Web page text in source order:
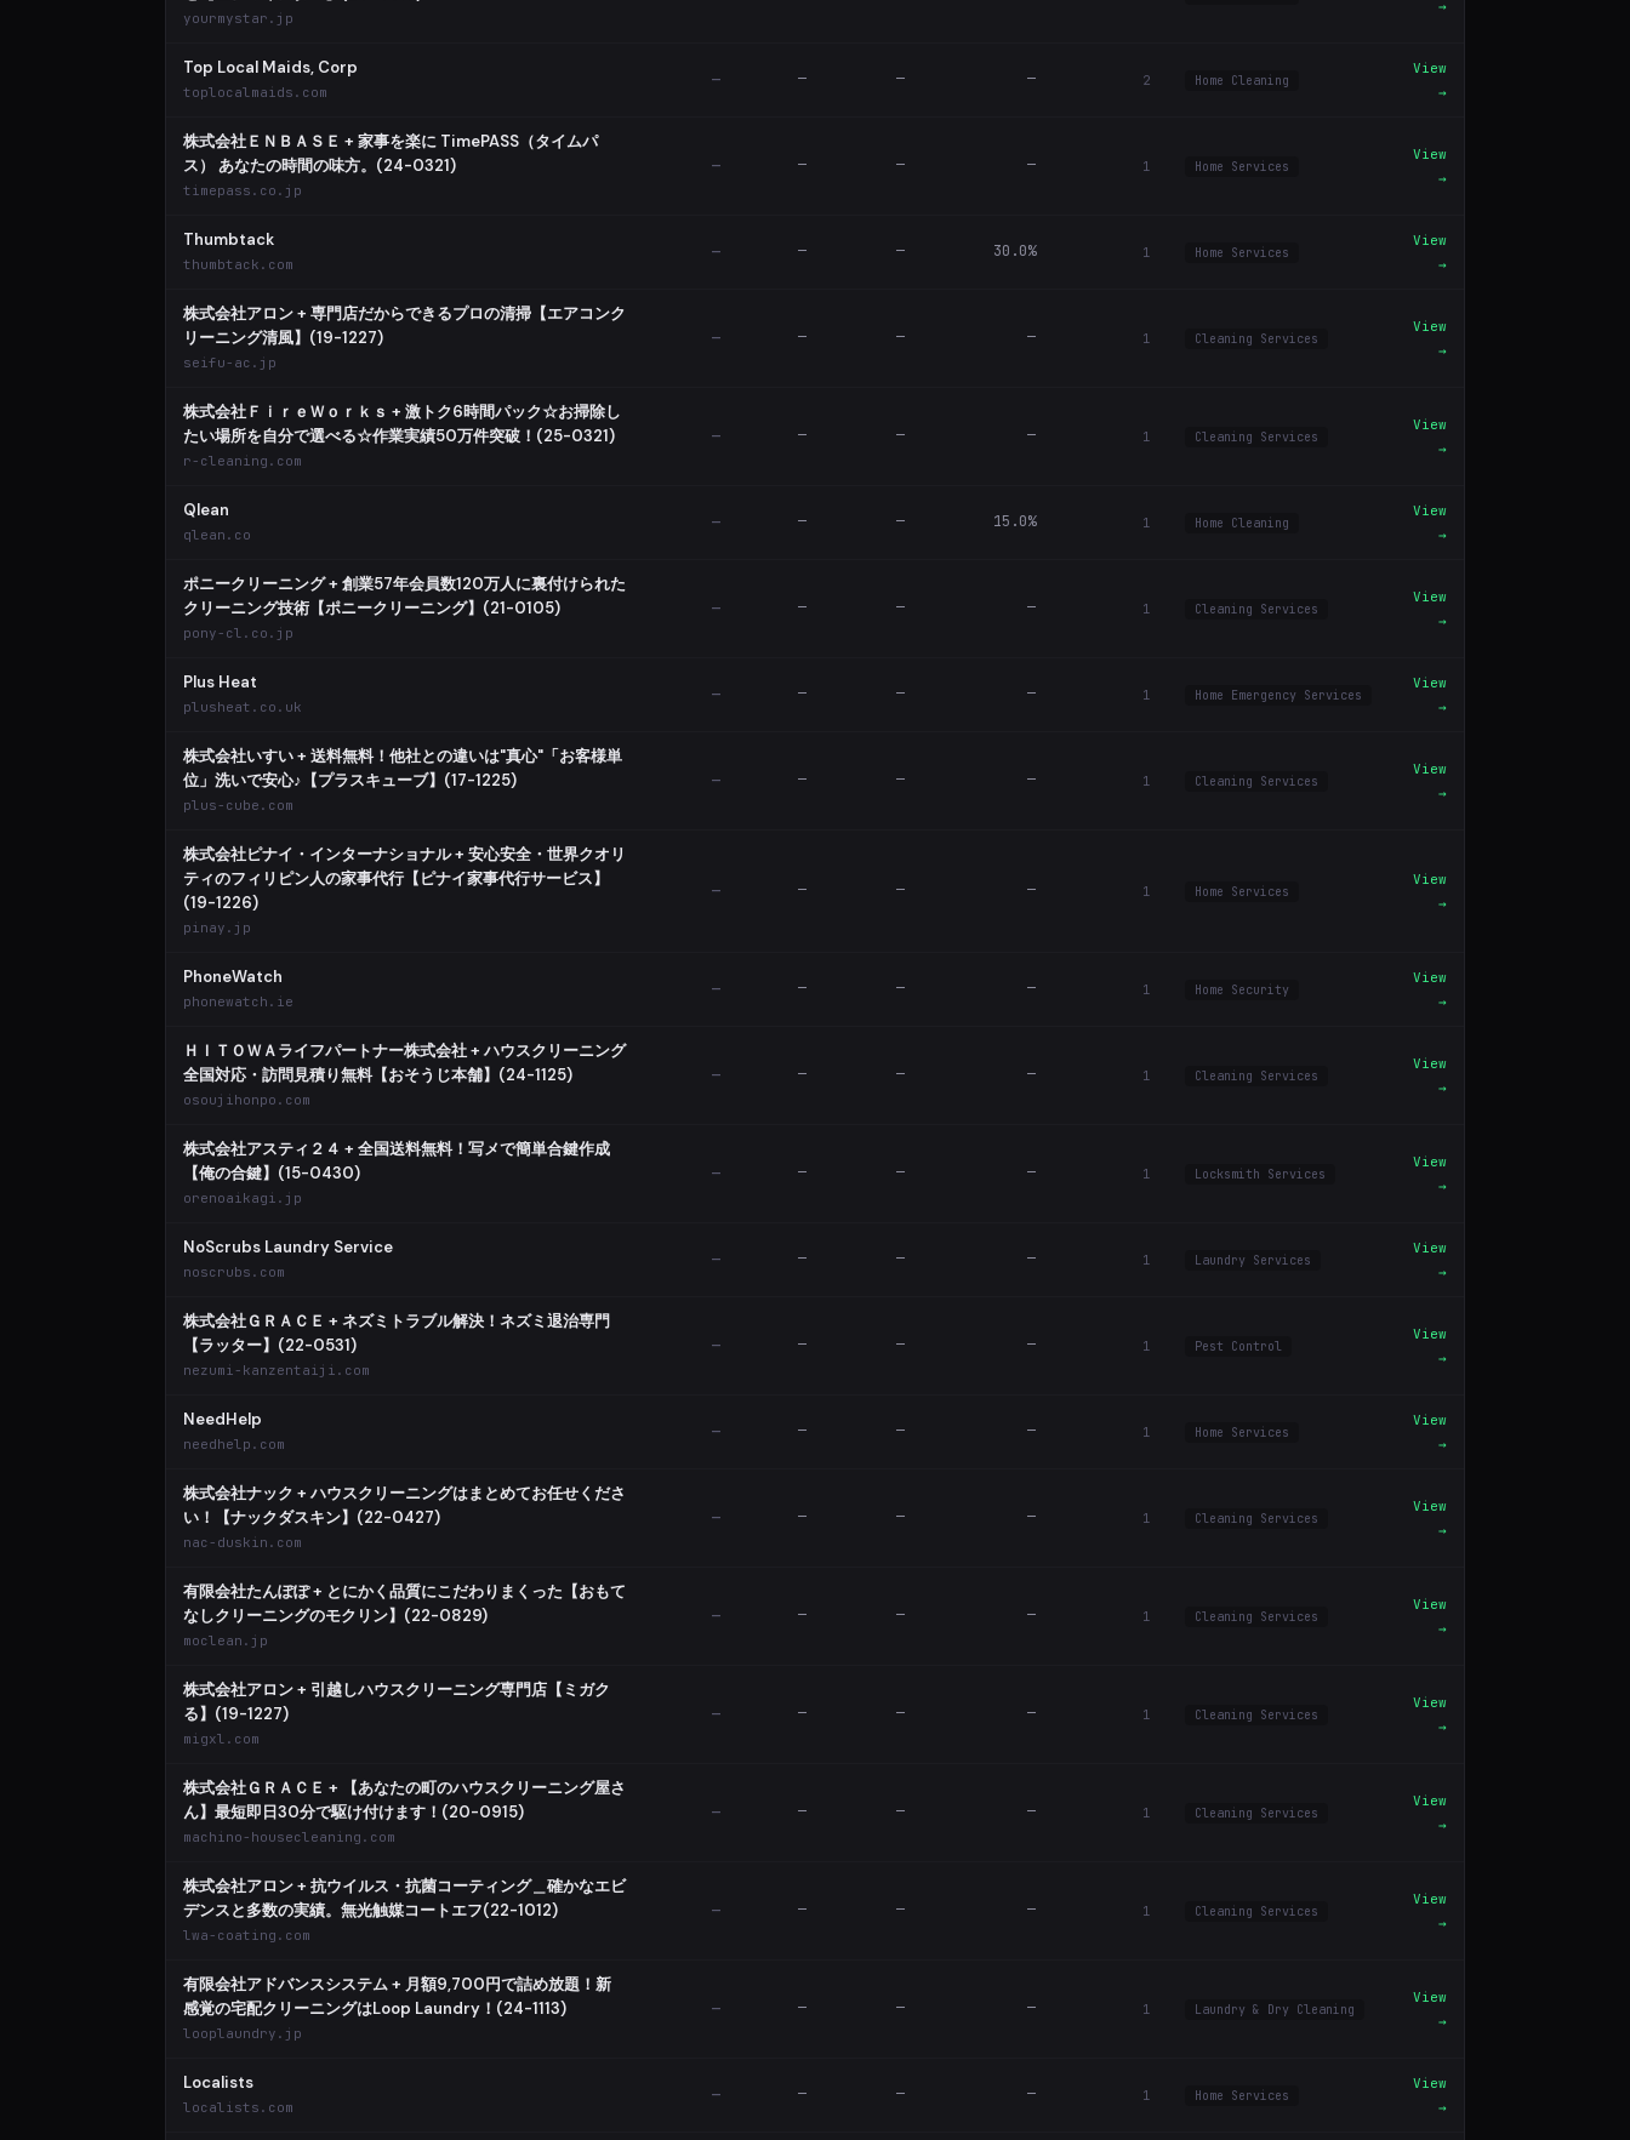
yourmystar.jp
→
Top Local Maids, Corp
toplocalmaids.com
— — — — 2 Home Cleaning
View
→
株式会社ＥＮＢＡＳＥ + 家事を楽に TimePASS（タイムパ
ス） あなたの時間の味方。(24-0321)
timepass.co.jp
— — — — 1 Home Services
View
→
Thumbtack
thumbtack.com
— — — 30.0% 1 Home Services
View
→
株式会社アロン + 専門店だからできるプロの清掃【エアコンク
リーニング清風】(19-1227)
seifu-ac.jp
— — — — 1 Cleaning Services
View
→
株式会社ＦｉｒｅＷｏｒｋｓ + 激トク6時間パック☆お掃除し
たい場所を自分で選べる☆作業実績50万件突破！(25-0321)
r-cleaning.com
— — — — 1 Cleaning Services
View
→
Qlean
qlean.co
— — — 15.0% 1 Home Cleaning
View
→
ポニークリーニング + 創業57年会員数120万人に裏付けられた
クリーニング技術【ポニークリーニング】(21-0105)
pony-cl.co.jp
— — — — 1 Cleaning Services
View
→
Plus Heat
plusheat.co.uk
— — — — 1 Home Emergency Services
View
→
株式会社いすい + 送料無料！他社との違いは"真心"「お客様単
位」洗いで安心♪【プラスキューブ】(17-1225)
plus-cube.com
— — — — 1 Cleaning Services
View
→
株式会社ピナイ・インターナショナル + 安心安全・世界クオリ
ティのフィリピン人の家事代行【ピナイ家事代行サービス】
(19-1226)
pinay.jp
— — — — 1 Home Services
View
→
PhoneWatch
phonewatch.ie
— — — — 1 Home Security
View
→
ＨＩＴＯＷＡライフパートナー株式会社 + ハウスクリーニング
全国対応・訪問見積り無料【おそうじ本舗】(24-1125)
osoujihonpo.com
— — — — 1 Cleaning Services
View
→
株式会社アスティ２４ + 全国送料無料！写メで簡単合鍵作成
【俺の合鍵】(15-0430)
orenoaikagi.jp
— — — — 1 Locksmith Services
View
→
NoScrubs Laundry Service
noscrubs.com
— — — — 1 Laundry Services
View
→
株式会社ＧＲＡＣＥ + ネズミトラブル解決！ネズミ退治専門
【ラッター】(22-0531)
nezumi-kanzentaiji.com
— — — — 1 Pest Control
View
→
NeedHelp
needhelp.com
— — — — 1 Home Services
View
→
株式会社ナック + ハウスクリーニングはまとめてお任せくださ
い！【ナックダスキン】(22-0427)
nac-duskin.com
— — — — 1 Cleaning Services
View
→
有限会社たんぽぽ + とにかく品質にこだわりまくった【おもて
なしクリーニングのモクリン】(22-0829)
moclean.jp
— — — — 1 Cleaning Services
View
→
株式会社アロン + 引越しハウスクリーニング専門店【ミガク
る】(19-1227)
migxl.com
— — — — 1 Cleaning Services
View
→
株式会社ＧＲＡＣＥ + 【あなたの町のハウスクリーニング屋さ
ん】最短即日30分で駆け付けます！(20-0915)
machino-housecleaning.com
— — — — 1 Cleaning Services
View
→
株式会社アロン + 抗ウイルス・抗菌コーティング＿確かなエビ
デンスと多数の実績。無光触媒コートエフ(22-1012)
lwa-coating.com
— — — — 1 Cleaning Services
View
→
有限会社アドバンスシステム + 月額9,700円で詰め放題！新
感覚の宅配クリーニングはLoop Laundry！(24-1113)
looplaundry.jp
— — — — 1 Laundry & Dry Cleaning
View
→
Localists
localists.com
— — — — 1 Home Services
View
→